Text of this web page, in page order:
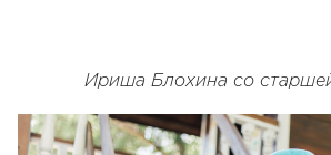
Ириша Блохина со